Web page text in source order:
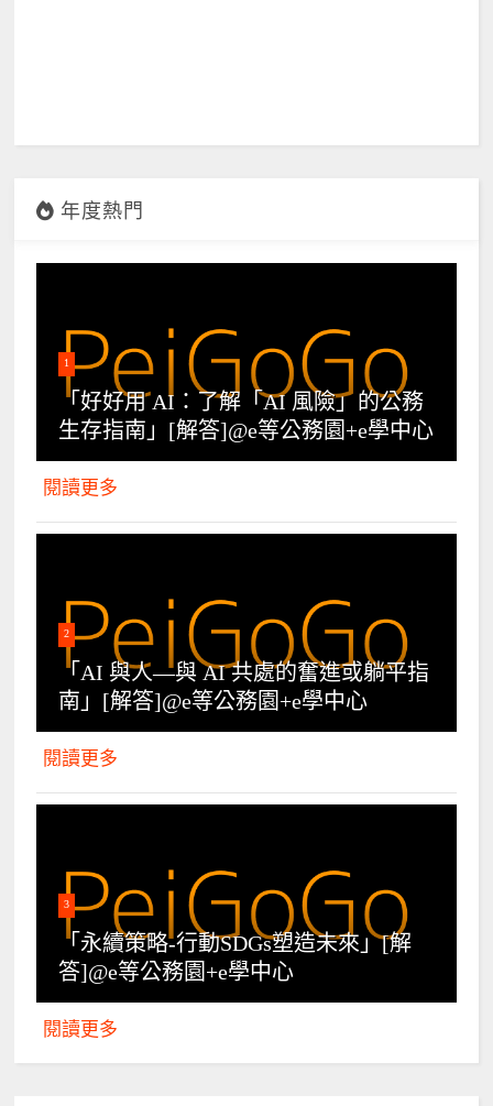
年度熱門
1
「好好用 AI：了解「AI 風險」的公務
生存指南」[解答]@e等公務園+e學中心
閱讀更多
2
「AI 與人—與 AI 共處的奮進或躺平指
南」[解答]@e等公務園+e學中心
閱讀更多
3
「永續策略-行動SDGs塑造未來」[解
答]@e等公務園+e學中心
閱讀更多